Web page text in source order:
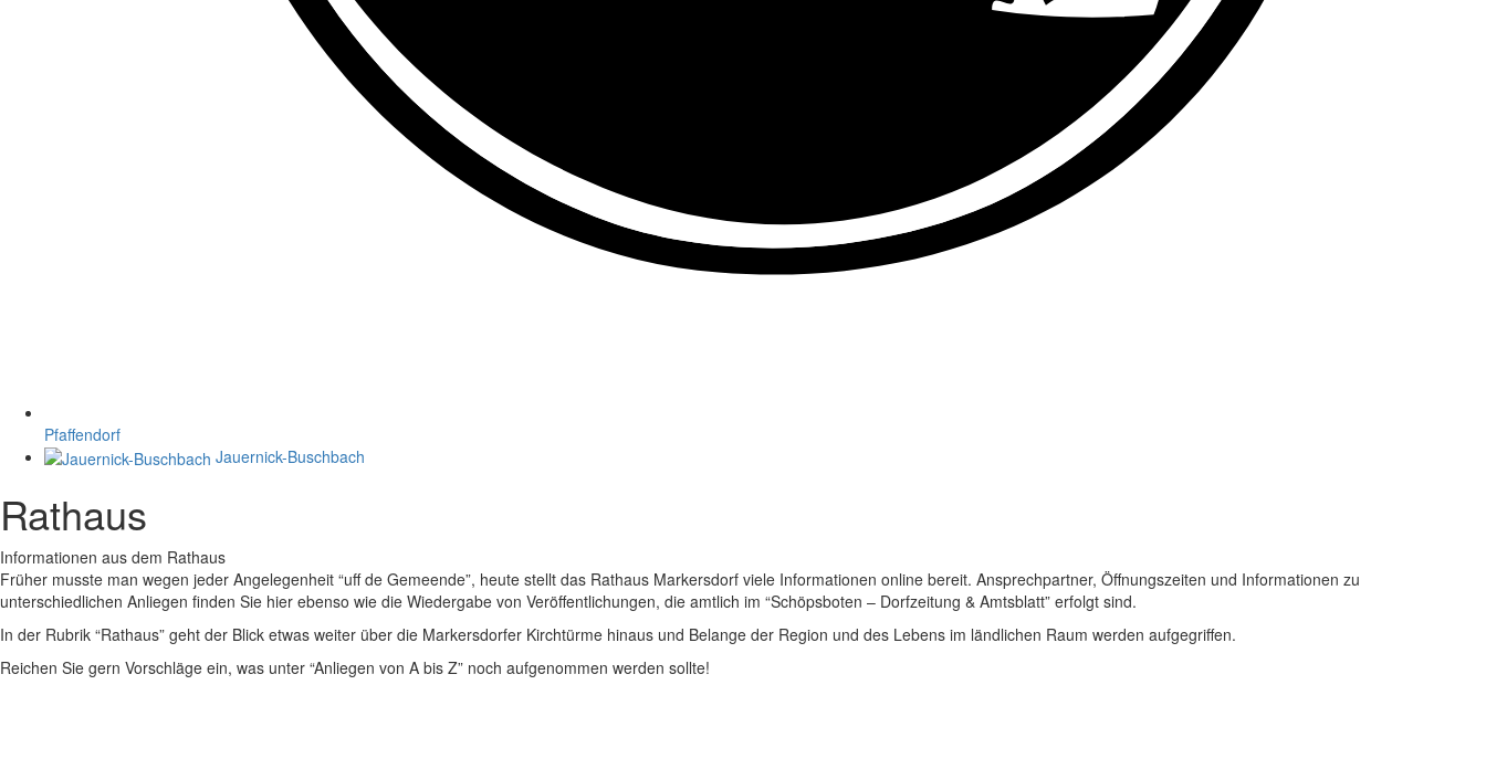
Pfaffendorf
Jauernick-Buschbach
Rathaus
Informationen aus dem Rathaus
Früher musste man wegen jeder Angelegenheit “uff de Gemeende”, heute stellt das Rathaus Markersdorf viele Informationen online bereit. Ansprechpartner, Öffnungszeiten und Informationen zu
unterschiedlichen Anliegen finden Sie hier ebenso wie die Wiedergabe von Veröffentlichungen, die amtlich im “Schöpsboten – Dorfzeitung & Amtsblatt” erfolgt sind.
In der Rubrik “Rathaus” geht der Blick etwas weiter über die Markersdorfer Kirchtürme hinaus und Belange der Region und des Lebens im ländlichen Raum werden aufgegriffen.
Reichen Sie gern Vorschläge ein, was unter “Anliegen von A bis Z” noch aufgenommen werden sollte!